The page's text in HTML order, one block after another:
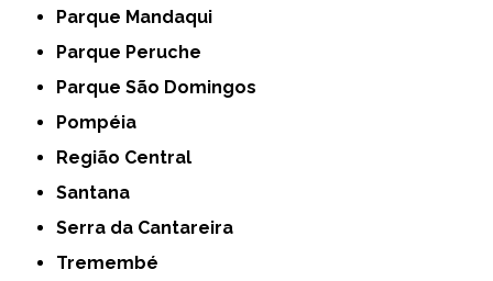
Parque Mandaqui
Parque Peruche
Parque São Domingos
Pompéia
Região Central
Santana
Serra da Cantareira
Tremembé